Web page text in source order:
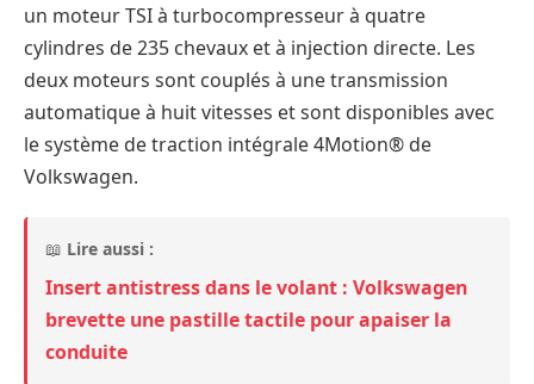
un moteur TSI à turbocompresseur à quatre
cylindres de 235 chevaux et à injection directe. Les
deux moteurs sont couplés à une transmission
automatique à huit vitesses et sont disponibles avec
le système de traction intégrale 4Motion® de
Volkswagen.
📖 Lire aussi :
Insert antistress dans le volant : Volkswagen
brevette une pastille tactile pour apaiser la
conduite